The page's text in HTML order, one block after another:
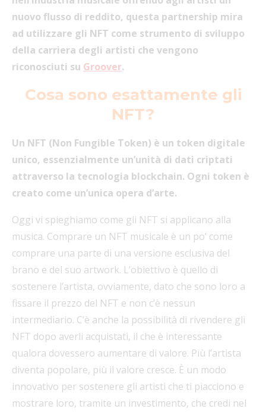
nuovo flusso di reddito, questa partnership mira
ad utilizzare gli NFT come strumento di sviluppo
della carriera degli artisti che vengono
riconosciuti su Groover.
Cosa sono esattamente gli
NFT?
Un NFT (Non Fungible Token) è un token digitale
unico, essenzialmente un’unità di dati criptati
attraverso la tecnologia blockchain. Ogni token è
creato come un’unica opera d’arte.
Oggi vi spieghiamo come gli NFT si applicano alla
musica. Comprare un NFT musicale è un po’ come
comprare una parte di una versione esclusiva del
brano e del suo artwork. L’obiettivo è quello di
sostenere l’artista, ovviamente, dato che sono loro a
fissare il prezzo del NFT e non c’è nessun
intermediario. C’è anche la possibilità di rivendere gli
NFT dopo averli acquistati, il che è interessante
qualora dovessero aumentare di valore. Più l’artista
diventa popolare, più il valore cresce. È un modo
innovativo per sostenere gli artisti che ti piacciono e
mostrare loro, tramite un investimento, che credi nel